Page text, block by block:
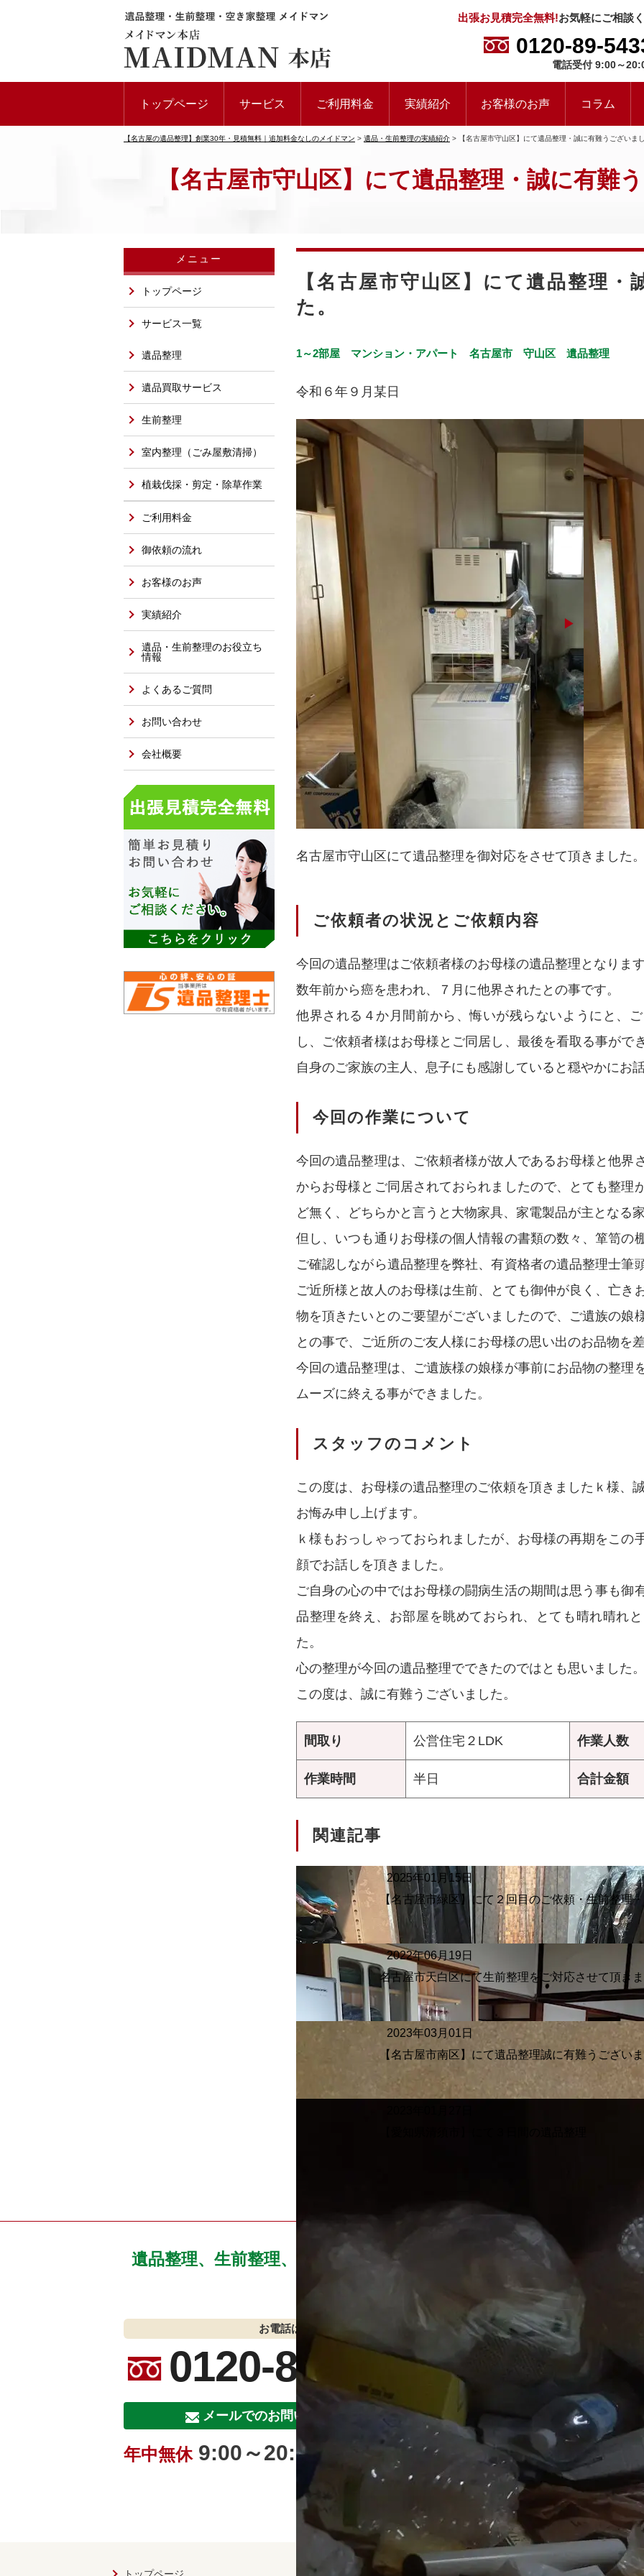
出張お見積完全無料!お気軽にご相談
0120-89-
電話受付 9:00～
トップページ サービス ご利用料金 実績紹介 お客様のお声 コラム
【名古屋の遺品整理】創業30年・見積無料｜追加料金なしのメイドマン > 遺品・生前整理の実績紹介 > 【名古屋市守山区】にて遺品整理・誠に有難うございま
【名古屋市守山区】にて遺品整理・誠に有難
【名古屋市守山区】にて遺品整理
た。
1～2部屋 マンション・アパート 名古屋市 守山区 遺品整理
令和６年９月某日
▶︎
名古屋市守山区にて遺品整理を御対応をさせて頂きました
ご依頼者の状況とご依頼内容
今回の遺品整理はご依頼者様のお母様の遺品整理となりま
数年前から癌を患われ、７月に他界されたとの事です。
他界される４か月間前から、悔いが残らないようにと、
し、ご依頼者様はお母様とご同居し、最後を看取る事がで
自身のご家族の主人、息子にも感謝していると穏やかにお
今回の作業について
今回の遺品整理は、ご依頼者様が故人であるお母様と他界
からお母様とご同居されておられましたので、とても整理
ど無く、どちらかと言うと大物家具、家電製品が主となる
但し、いつも通りお母様の個人情報の書類の数々、箪笥の
ご確認しながら遺品整理を弊社、有資格者の遺品整理士筆
ご近所様と故人のお母様は生前、とても御仲が良く、亡き
物を頂きたいとのご要望がございましたので、ご遺族の娘
との事で、ご近所のご友人様にお母様の思い出のお品物を
今回の遺品整理は、ご遺族様の娘様が事前にお品物の整理
ムーズに終える事ができました。
スタッフのコメント
この度は、お母様の遺品整理のご依頼を頂きましたｋ様、
お悔み申し上げます。
ｋ様もおっしゃっておられましたが、お母様の再期をこの
顔でお話しを頂きました。
ご自身の心の中ではお母様の闘病生活の期間は思う事も御
品整理を終え、お部屋を眺めておられ、とても晴れ晴れ
た。
心の整理が今回の遺品整理でできたのではとも思いました
この度は、誠に有難うございました。
間取り 公営住宅２LDK 作業人数
作業時間 半日 合計金額
関連記事
2025年01月15日
【名古屋市緑区】にて２回目のご依頼・生前整理
2022年06月19日
名古屋市天白区にて生前整理をご対応させて頂き
2023年03月01日
【名古屋市南区】にて遺品整理誠に有難うござい
メニュー
トップページ
サービス一覧
遺品整理
遺品買取サービス
生前整理
室内整理（ごみ屋敷清掃）
植栽伐採・剪定・除草作業
ご利用料金
御依頼の流れ
お客様のお声
実績紹介
遺品・生前整理のお役立ち
情報
よくあるご質問
お問い合わせ
会社概要
遺品整理、生前整理、空家の家財整理、ゴミ屋敷化した室内整理
に
MAIDMANまでお気軽にお問合せください
お電話はこちら
0120-89-5433
メールでのお問い合わせはこちら
年中無休9:00～20:00
対応地域
愛知県・名古屋市
全域ご対応して
愛知県・名古屋市でお
は、 急なご依頼もご相
い！